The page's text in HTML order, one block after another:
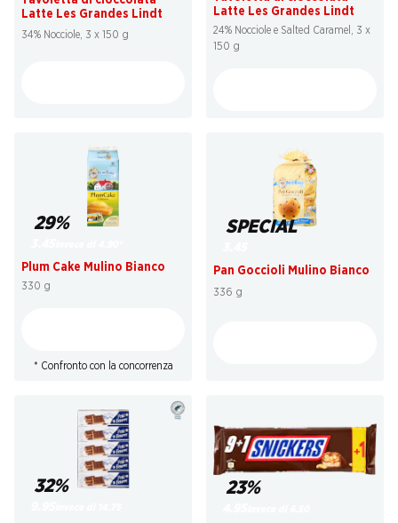
Latte Les Grandes Lindt
34% Nocciole, 3 x 150 g
Latte Les Grandes Lindt
24% Nocciole e Salted Caramel, 3 x
150 g
29%
Plum Cake Mulino Bianco
330 g
* Confronto con la concorrenza
SPECIAL
Pan Goccioli Mulino Bianco
336 g
32% 23%